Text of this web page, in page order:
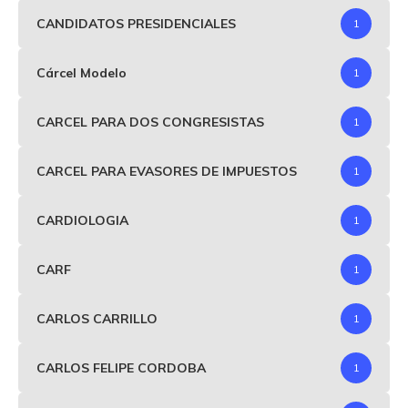
CANDIDATOS PRESIDENCIALES 1
Cárcel Modelo 1
CARCEL PARA DOS CONGRESISTAS 1
CARCEL PARA EVASORES DE IMPUESTOS 1
CARDIOLOGIA 1
CARF 1
CARLOS CARRILLO 1
CARLOS FELIPE CORDOBA 1